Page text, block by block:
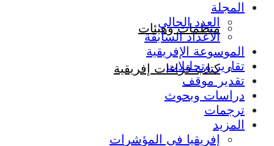
منظمات وهيئات
كتاب قراءات إفريقية
المجلة
العدد الحالي
الأعداد السابقة
الموسوعة الإفريقية
تقارير وتحليلات
تقدير موقف
دراسات وبحوث
ترجمات
المزيد
إفريقيا في المؤشرات